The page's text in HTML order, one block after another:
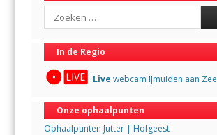
Search
In de Regio
Live webcam IJmuiden aan Zee
Onze ophaalpunten
Ophaalpunten Jutter | Hofgeest